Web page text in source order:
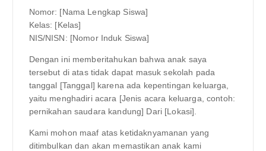
Nomor: [Nama Lengkap Siswa]
Kelas: [Kelas]
NIS/NISN: [Nomor Induk Siswa]
Dengan ini memberitahukan bahwa anak saya
tersebut di atas tidak dapat masuk sekolah pada
tanggal [Tanggal] karena ada kepentingan keluarga,
yaitu menghadiri acara [Jenis acara keluarga, contoh:
pernikahan saudara kandung] Dari [Lokasi].
Kami mohon maaf atas ketidaknyamanan yang
ditimbulkan dan akan memastikan anak kami